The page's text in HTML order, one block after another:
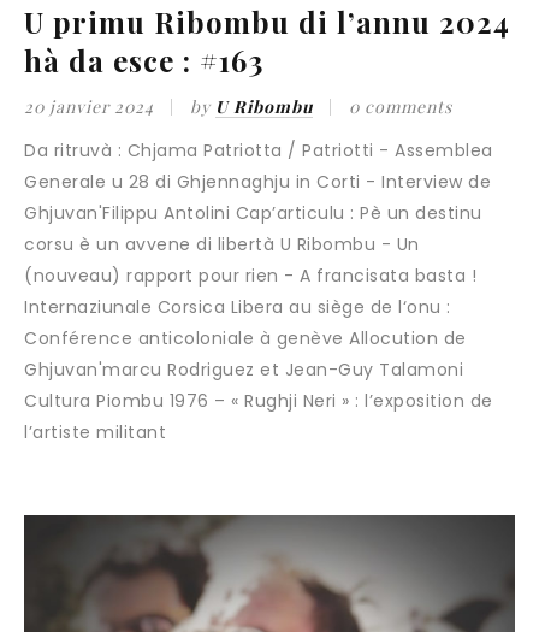
U primu Ribombu di l’annu 2024
hà da esce : #163
20 janvier 2024 by U Ribombu 0 comments
Da ritruvà : Chjama Patriotta / Patriotti - Assemblea
Generale u 28 di Ghjennaghju in Corti - Interview de
Ghjuvan'Filippu Antolini Cap’articulu : Pè un destinu
corsu è un avvene di libertà U Ribombu - Un
(nouveau) rapport pour rien - A francisata basta !
Internaziunale Corsica Libera au siège de l‘onu :
Conférence anticoloniale à genève Allocution de
Ghjuvan'marcu Rodriguez et Jean-Guy Talamoni
Cultura Piombu 1976 – « Rughji Neri » : l’exposition de
l’artiste militant